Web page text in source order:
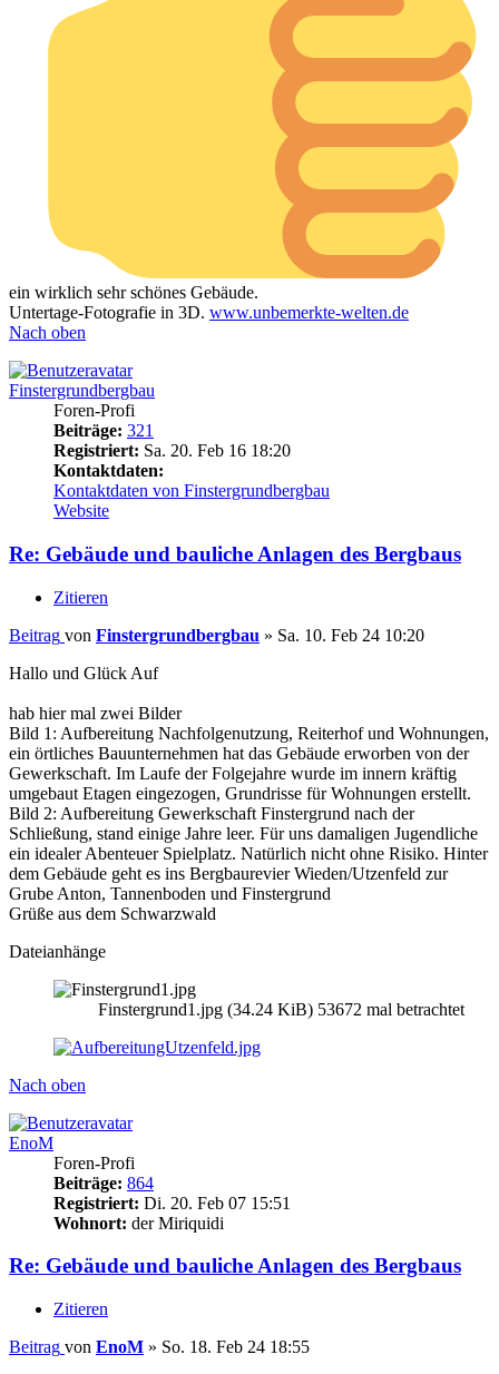
ein wirklich sehr schönes Gebäude.
Untertage-Fotografie in 3D. www.unbemerkte-welten.de
Nach oben
Finstergrundbergbau
Foren-Profi
Beiträge: 321
Registriert: Sa. 20. Feb 16 18:20
Kontaktdaten:
Kontaktdaten von Finstergrundbergbau
Website
Re: Gebäude und bauliche Anlagen des Bergbaus
Zitieren
Beitrag von Finstergrundbergbau » Sa. 10. Feb 24 10:20
Hallo und Glück Auf
hab hier mal zwei Bilder
Bild 1: Aufbereitung Nachfolgenutzung, Reiterhof und Wohnungen,
ein örtliches Bauunternehmen hat das Gebäude erworben von der
Gewerkschaft. Im Laufe der Folgejahre wurde im innern kräftig
umgebaut Etagen eingezogen, Grundrisse für Wohnungen erstellt.
Bild 2: Aufbereitung Gewerkschaft Finstergrund nach der
Schließung, stand einige Jahre leer. Für uns damaligen Jugendliche
ein idealer Abenteuer Spielplatz. Natürlich nicht ohne Risiko. Hinter
dem Gebäude geht es ins Bergbaurevier Wieden/Utzenfeld zur
Grube Anton, Tannenboden und Finstergrund
Grüße aus dem Schwarzwald
Dateianhänge
Finstergrund1.jpg (34.24 KiB) 53672 mal betrachtet
Nach oben
EnoM
Foren-Profi
Beiträge: 864
Registriert: Di. 20. Feb 07 15:51
Wohnort: der Miriquidi
Re: Gebäude und bauliche Anlagen des Bergbaus
Zitieren
Beitrag von EnoM » So. 18. Feb 24 18:55